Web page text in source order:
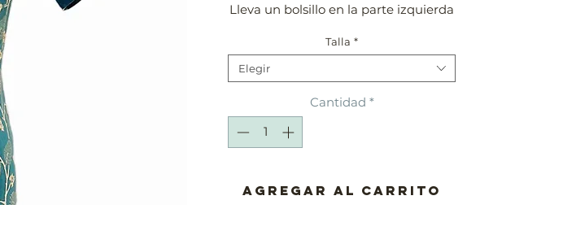
Lleva un bolsillo en la parte izquierda
Unisex
Talla *
Elegir
Cantidad *
Agregar al carrito